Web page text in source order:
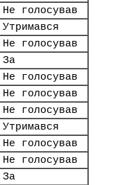
Не голосував
Утримався
Не голосував
За
Не голосував
Не голосував
Не голосував
Утримався
Не голосував
Не голосував
За